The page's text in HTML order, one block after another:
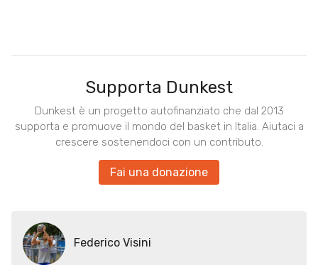
Supporta Dunkest
Dunkest è un progetto autofinanziato che dal 2013
supporta e promuove il mondo del basket in Italia. Aiutaci a
crescere sostenendoci con un contributo.
Fai una donazione
Federico Visini